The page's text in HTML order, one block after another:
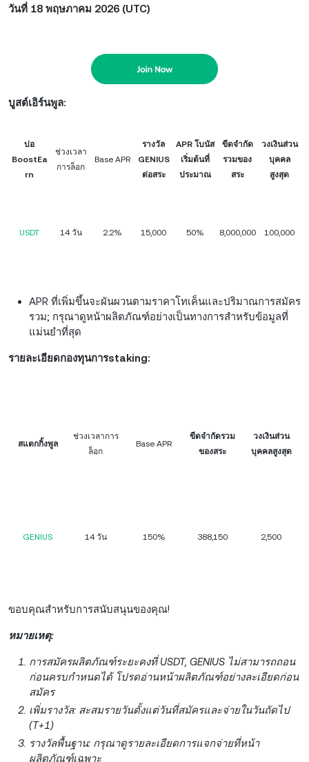
วันที่ 18 พฤษภาคม 2026 (UTC)
บูสต์เอิร์นพูล:
บ่อ
BoostEa
rn
ช่วงเวลา
การล็อก
Base APR
รางวัล
GENIUS
ต่อสระ
APR โบนัส
เริ่มต้นที่
ประมาณ
ขีดจำกัด
รวมของ
สระ
วงเงินส่วน
บุคคล
สูงสุด
USDT 14 วัน 2.2% 15,000 50% 8,000,000 100,000
APR ที่เพิ่มขึ้นจะผันผวนตามราคาโทเค็นและปริมาณการสมัคร
รวม; กรุณาดูหน้าผลิตภัณฑ์อย่างเป็นทางการสำหรับข้อมูลที่
แม่นยำที่สุด
รายละเอียดกองทุนการstaking:
สแตกกิ้งพูล
ช่วงเวลาการ
ล็อก
Base APR
ขีดจำกัดรวม
ของสระ
วงเงินส่วน
บุคคลสูงสุด
GENIUS 14 วัน 150% 388,150 2,500
ขอบคุณสำหรับการสนับสนุนของคุณ!
หมายเหตุ:
การสมัครผลิตภัณฑ์ระยะคงที่ USDT, GENIUS ไม่สามารถถอน
ก่อนครบกำหนดได้ โปรดอ่านหน้าผลิตภัณฑ์อย่างละเอียดก่อน
สมัคร
เพิ่มรางวัล: สะสมรายวันตั้งแต่วันที่สมัครและจ่ายในวันถัดไป
(T+1)
รางวัลพื้นฐาน: กรุณาดูรายละเอียดการแจกจ่ายที่หน้า
ผลิตภัณฑ์เฉพาะ